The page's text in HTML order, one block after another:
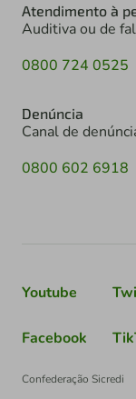
Atendimento à
Auditiva ou de
0800 724 0525
Denúncia
Canal de
0800 602 6918
Youtube
Facebook
Confederação Sicredi